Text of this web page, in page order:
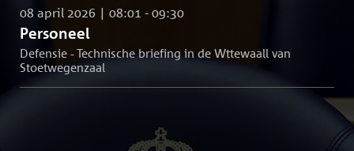
Personeel
08 april 2026 | 08:01 - 09:30
Defensie - Technische briefing in de Wttewaall van
Stoetwegenzaal